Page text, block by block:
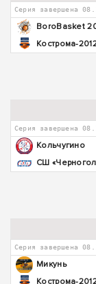
Серия завершена
BoroBasket
Кострома-
Серия завершена
Кольчугино
СШ
Серия завершена
Микунь
Кострома-